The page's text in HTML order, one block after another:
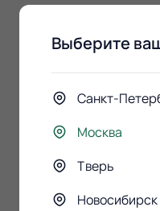
Выберите
Санкт-
Москва
Тверь
Новосибирск